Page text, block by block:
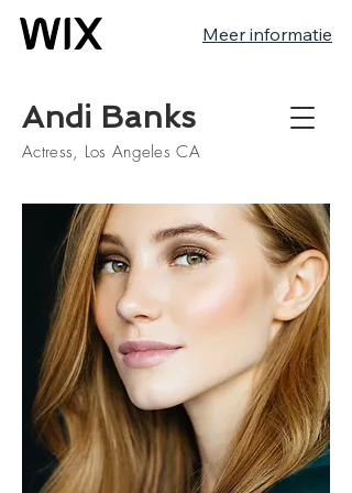
Meer informatie